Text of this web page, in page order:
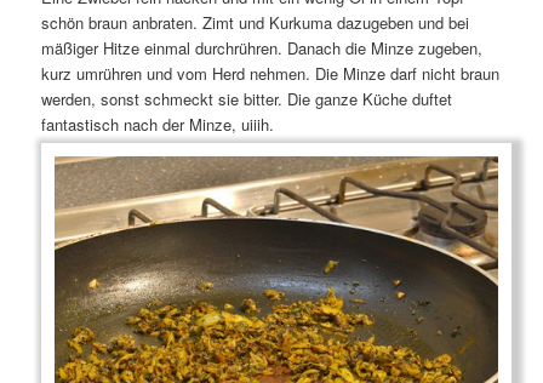
schön braun anbraten. Zimt und Kurkuma dazugeben und bei
mäßiger Hitze einmal durchrühren. Danach die Minze zugeben,
kurz umrühren und vom Herd nehmen. Die Minze darf nicht braun
werden, sonst schmeckt sie bitter. Die ganze Küche duftet
fantastisch nach der Minze, uiiih.